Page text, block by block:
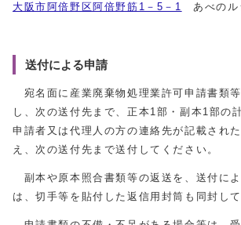
大阪市阿倍野区阿倍野筋1－5－1 あべのル
送付による申請
宛名面に産業廃棄物処理業許可申請書類
し、次の送付先まで、正本1部・副本1部の
申請者又は代理人の方の連絡先が記載され
え、次の送付先まで送付してください。
副本や原本照合書類等の返送を、送付に
は、切手等を貼付した返信用封筒も同封して